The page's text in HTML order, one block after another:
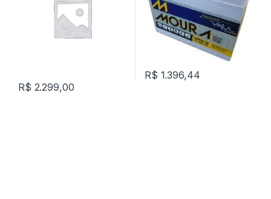
R$ 2.299,00
R$ 1.396,44